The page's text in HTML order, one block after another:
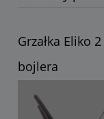
Grzałka Eliko
bojlera